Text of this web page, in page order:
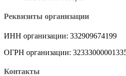
Реквизиты организации
ИНН организации: 332909674199
ОГРН организации:
Контакты